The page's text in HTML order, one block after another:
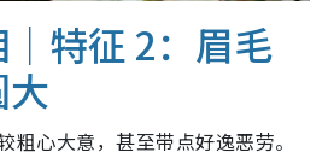
特征 2：眉毛
粗心大意，甚至带点好逸恶劳。